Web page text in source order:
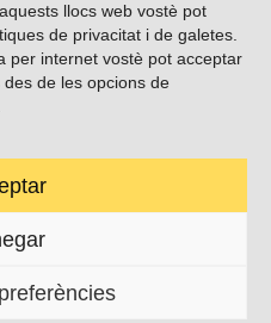
llocs web vostè pot
de privacitat i de galetes.
per internet vostè pot acceptar
de les opcions de
xarxes socials
(baixos), Barcelona.